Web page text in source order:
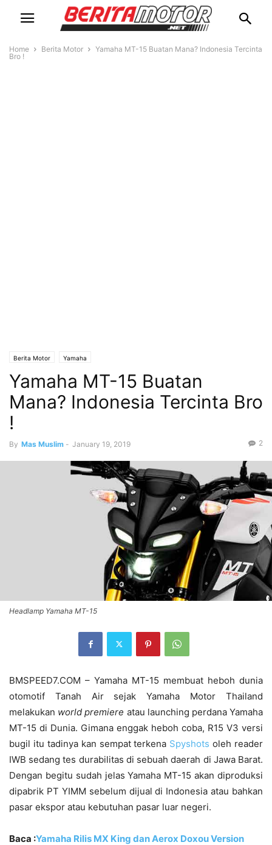
Home Berita Motor
Yamaha MT-15 Buatan Mana? Indonesia Tercinta
Bro !
Berita Motor Yamaha
Yamaha MT-15 Buatan
Mana? Indonesia Tercinta Bro
!
By Mas Muslim - January 19, 2019 2
Headlamp Yamaha MT-15
BMSPEED7.COM – Yamaha MT-15 membuat heboh dunia
otomotif Tanah Air sejak Yamaha Motor Thailand
melakukan world premiere atau launching perdana Yamaha
MT-15 di Dunia. Gimana enggak heboh coba, R15 V3 versi
bugil itu tadinya kan sempat terkena Spyshots oleh reader
IWB sedang tes durabilitas di sebuah daerah di Jawa Barat.
Dengan begitu sudah jelas Yamaha MT-15 akan diproduksi
dipabrik PT YIMM sebelum dijual di Indonesia atau bahkan
pasar ekspor atau kebutuhan pasar luar negeri.
Baca :Yamaha Rilis MX King dan Aerox Doxou Version